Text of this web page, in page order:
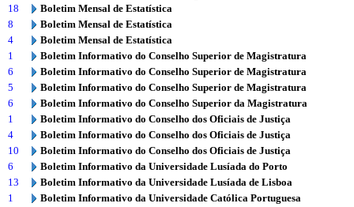
18
Boletim Mensal de Estatística
8
Boletim Mensal de Estatística
4
Boletim Mensal de Estatística
1
Boletim Informativo do Conselho Superior de Magistratura
6
Boletim Informativo do Conselho Superior de Magistratura
5
Boletim Informativo do Conselho Superior de Magistratura
6
Boletim Informativo do Conselho Superior da Magistratura
1
Boletim Informativo do Conselho dos Oficiais de Justiça
4
Boletim Informativo do Conselho dos Oficiais de Justiça
10
Boletim Informativo do Conselho dos Oficiais de Justiça
6
Boletim Informativo da Universidade Lusíada do Porto
13
Boletim Informativo da Universidade Lusíada de Lisboa
1
Boletim Informativo da Universidade Católica Portuguesa